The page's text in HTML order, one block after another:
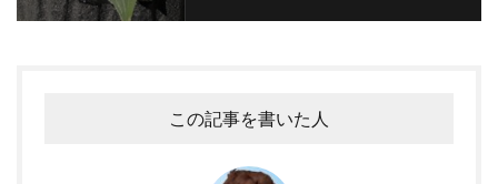
この記事を書いた人